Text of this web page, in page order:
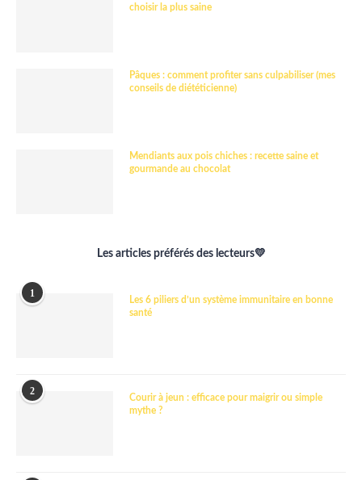
choisir la plus saine
Pâques : comment profiter sans culpabiliser (mes
conseils de diététicienne)
Mendiants aux pois chiches : recette saine et
gourmande au chocolat
Les articles préférés des lecteurs💛
1
Les 6 piliers d’un système immunitaire en bonne
santé
2
Courir à jeun : efficace pour maigrir ou simple
mythe ?